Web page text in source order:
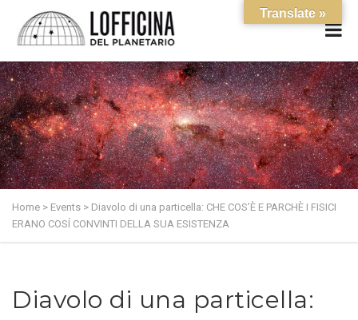
Home > Events > Diavolo di una particella: CHE COS’È E PARCHÈ I FISICI
ERANO COSÍ CONVINTI DELLA SUA ESISTENZA
Diavolo di una particella:
Translate »